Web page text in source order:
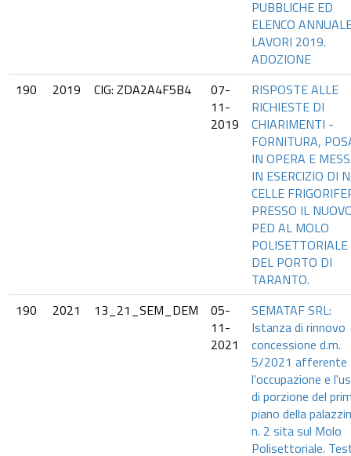
PUBBLICHE ED
ELENCO
LAVORI 2019.
ADOZIONE
190
2019 CIG: ZDA2A4F5B4
07-
11-
2019
RISPOSTE ALLE
RICHIESTE DI
CHIARIMENTI -
FORNITURA,
IN OPERA E
IN ESERCIZIO DI
CELLE
PRESSO IL
PED AL MOLO
POLISETTORIALE
DEL PORTO DI
TARANTO.
190
2021 13_21_SEM_DEM
05-
11-
2021
SEMATAF SRL:
Istanza di rinnovo
concessione d.m.
5/2021 afferente
l'occupazione e
di porzione del
piano della
n. 2 sita sul Molo
Polisettoriale.